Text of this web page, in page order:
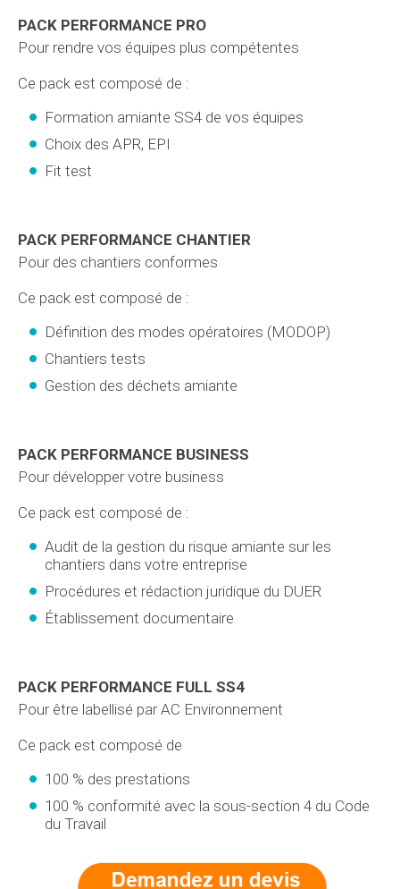
PACK PERFORMANCE PRO
Pour rendre vos équipes plus compétentes
Ce pack est composé de :
Formation amiante SS4 de vos équipes
Choix des APR, EPI
Fit test
PACK PERFORMANCE CHANTIER
Pour des chantiers conformes
Ce pack est composé de :
Définition des modes opératoires (MODOP)
Chantiers tests
Gestion des déchets amiante
PACK PERFORMANCE BUSINESS
Pour développer votre business
Ce pack est composé de :
Audit de la gestion du risque amiante sur les
chantiers dans votre entreprise
Procédures et rédaction juridique du DUER
Établissement documentaire
PACK PERFORMANCE FULL SS4
Pour être labellisé par AC Environnement
Ce pack est composé de
100 % des prestations
100 % conformité avec la sous-section 4 du Code
du Travail